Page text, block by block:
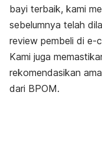
bayi terbaik, kami
sebelumnya telah
review pembeli di e-
Kami juga
rekomendasikan
dari BPOM.